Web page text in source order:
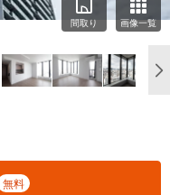
間取り 画像一覧
無料